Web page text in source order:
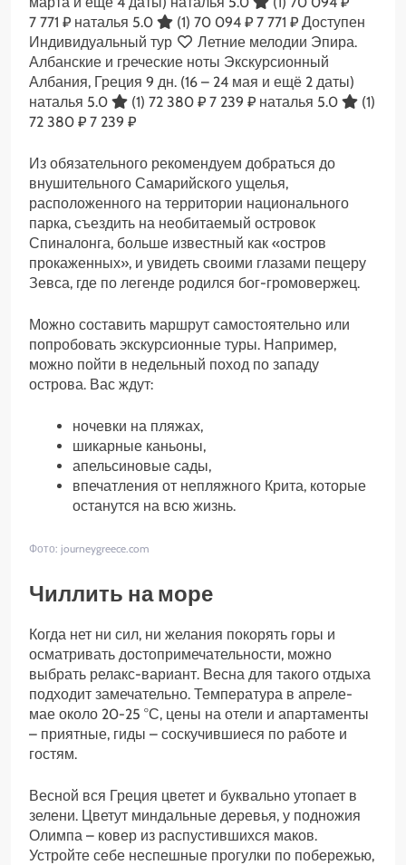
7 771 ₽ наталья 5.0 (1) 70 094 ₽ 7 771 ₽ Доступен
Индивидуальный тур
Летние мелодии Эпира.
Албанские и греческие ноты Экскурсионный
Албания, Греция 9 дн. (16 – 24 мая и ещё 2 даты)
наталья 5.0
(1) 72 380 ₽ 7 239 ₽ наталья 5.0
(1)
72 380 ₽ 7 239 ₽
Из обязательного рекомендуем добраться до
внушительного Самарийского ущелья,
расположенного на территории национального
парка, съездить на необитаемый островок
Спиналонга, больше известный как «остров
прокаженных», и увидеть своими глазами пещеру
Зевса, где по легенде родился бог-громовержец.
Можно составить маршрут самостоятельно или
попробовать экскурсионные туры. Например,
можно пойти в недельный поход по западу
острова. Вас ждут:
ночевки на пляжах,
шикарные каньоны,
апельсиновые сады,
впечатления от непляжного Крита, которые
останутся на всю жизнь.
Фото: journeygreece.com
Чиллить на море
Когда нет ни сил, ни желания покорять горы и
осматривать достопримечательности, можно
выбрать релакс-вариант. Весна для такого отдыха
подходит замечательно. Температура в апреле-
мае около 20-25 °С, цены на отели и апартаменты
– приятные, гиды – соскучившиеся по работе и
гостям.
Весной вся Греция цветет и буквально утопает в
зелени. Цветут миндальные деревья, у подножия
Олимпа – ковер из распустившихся маков.
Устройте себе неспешные прогулки по побережью,